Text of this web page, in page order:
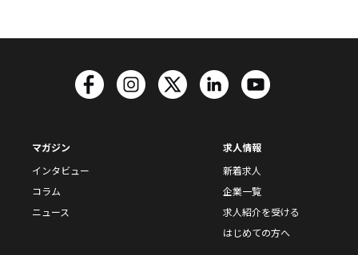
マガジン
インタビュー
コラム
ニュース
求人情報
新着求人
企業一覧
求人紹介を受ける
はじめての方へ